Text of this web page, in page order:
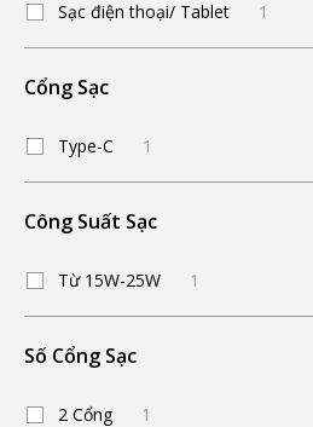
Sạc điện thoại/ Tablet 1
Cổng Sạc
Type-C 1
Công Suất Sạc
Từ 15W-25W 1
Số Cổng Sạc
2 Cổng 1